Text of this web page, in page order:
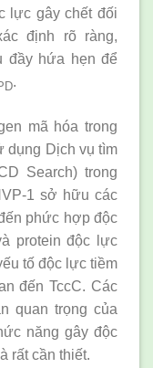
lực gây chết đối
định rõ ràng,
đầy hứa hẹn để
.
mã hóa trong
dụng Dịch vụ tìm
Search) trong
1 sở hữu các
phức hợp độc
protein độc lực
tố độc lực tiềm
đến TccC. Các
quan trọng của
năng gây độc
là rất cần thiết.